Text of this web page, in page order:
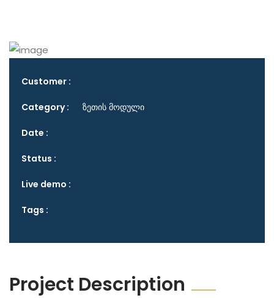
Customer :
Category : ზეთის მოდული
Date :
Status :
Live demo :
Tags :
Project Description